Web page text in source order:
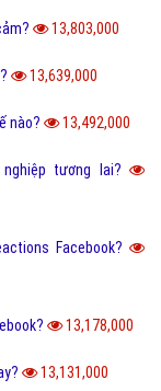
13,803,000
13,639,000
nào? 13,492,000
tương lai?
Facebook?
13,178,000
13,131,000